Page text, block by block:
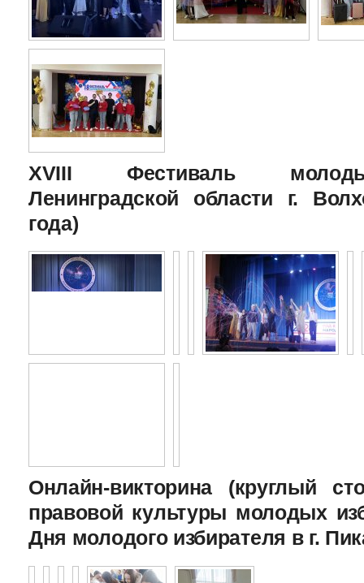
XVIII Фестиваль
Ленинградской области г.
года)
Онлайн-викторина (круглый
правовой культуры молодых
Дня молодого избирателя в г.